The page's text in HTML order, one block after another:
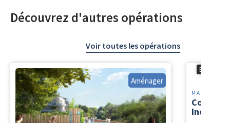
Découvrez d'autres opérations
Voir toutes les opérations
Aménager
En cours
MARIGNANE